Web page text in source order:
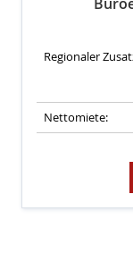
Regionaler
Nettomiete: